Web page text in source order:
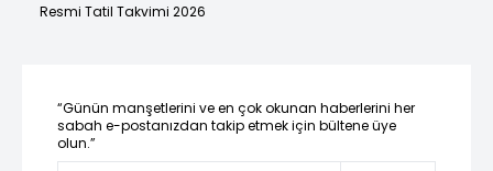
Resmi Tatil Takvimi 2026
“Günün manşetlerini ve en çok okunan haberlerini her
sabah e-postanızdan takip etmek için bültene üye
olun.”